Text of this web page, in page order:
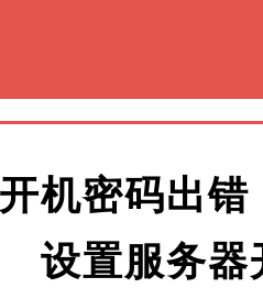
机密码出
设置服务器